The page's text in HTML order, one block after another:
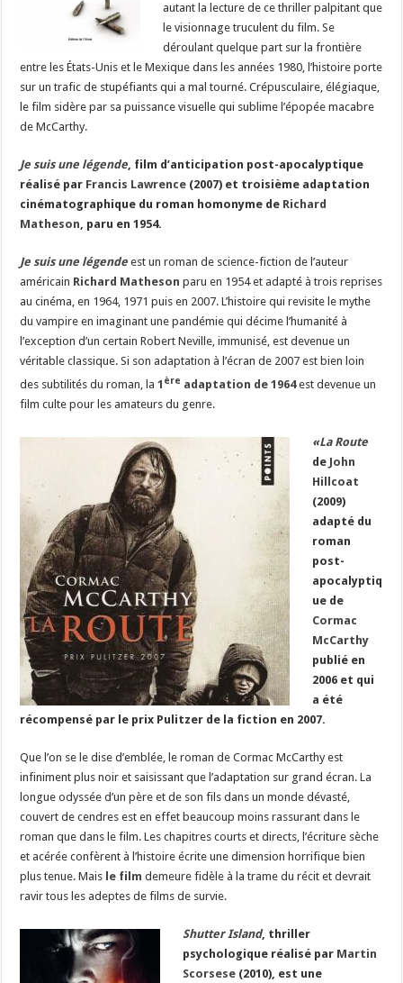
autant la lecture de ce thriller palpitant que
le visionnage truculent du film. Se
déroulant quelque part sur la frontière
entre les États-Unis et le Mexique dans les années 1980, l’histoire porte
sur un trafic de stupéfiants qui a mal tourné. Crépusculaire, élégiaque,
le film sidère par sa puissance visuelle qui sublime l’épopée macabre
de McCarthy.
Je suis une légende, film d’anticipation post-apocalyptique
réalisé par Francis Lawrence (2007) et troisième adaptation
cinématographique du roman homonyme de Richard
Matheson, paru en 1954.
Je suis une légende est un roman de science-fiction de l’auteur
américain Richard Matheson paru en 1954 et adapté à trois reprises
au cinéma, en 1964, 1971 puis en 2007. L’histoire qui revisite le mythe
du vampire en imaginant une pandémie qui décime l’humanité à
l’exception d’un certain Robert Neville, immunisé, est devenue un
véritable classique. Si son adaptation à l’écran de 2007 est bien loin
des subtilités du roman, la1 ère adaptation de 1964est devenue un
film culte pour les amateurs du genre.
«La Route
de John
Hillcoat
(2009)
adapté du
roman
post-
apocalyptiq
ue de
Cormac
McCarthy
publié en
2006 et qui
a été
récompensé par le prix Pulitzer de la fiction en 2007.
Que l’on se le dise d’emblée, le roman de Cormac McCarthy est
infiniment plus noir et saisissant que l’adaptation sur grand écran. La
longue odyssée d’un père et de son fils dans un monde dévasté,
couvert de cendres est en effet beaucoup moins rassurant dans le
roman que dans le film. Les chapitres courts et directs, l’écriture sèche
et acérée confèrent à l’histoire écrite une dimension horrifique bien
plus tenue. Mais le filmdemeure fidèle à la trame du récit et devrait
ravir tous les adeptes de films de survie.
Shutter Island, thriller
psychologique réalisé par Martin
Scorsese (2010), est une